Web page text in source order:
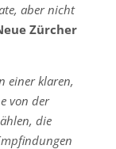
aber nicht
Zürcher
einer klaren,
von der
die